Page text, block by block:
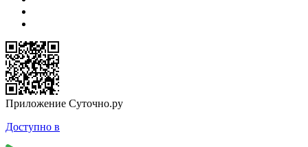
Приложение Суточно.ру
Доступно в